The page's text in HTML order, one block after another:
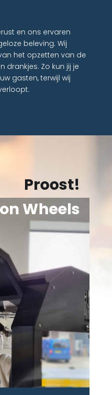
en ons ervaren
beleving. Wij
het opzetten van de
drankjes. Zo kun jij je
gasten, terwijl wij
Proost!
Wheels